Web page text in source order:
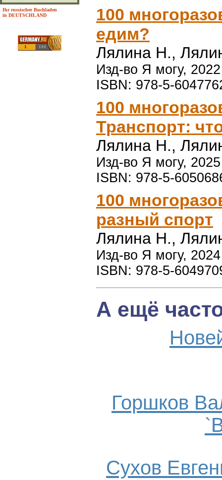
Ihr russischer Buchladen
in DEUTSCHLAND
100
едим?
Лялина Н.,
Изд-во Я могу,
ISBN: 978-5-
100
Транспорт:
Лялина Н.,
Изд-во Я могу,
ISBN: 978-5-
100
разный спорт
Лялина Н.,
Изд-во Я могу,
ISBN: 978-5-
А ещё
Горшков
Сухов